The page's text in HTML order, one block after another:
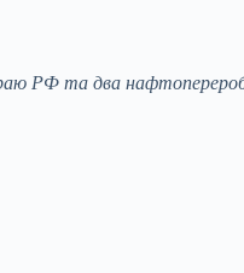
РФ та два